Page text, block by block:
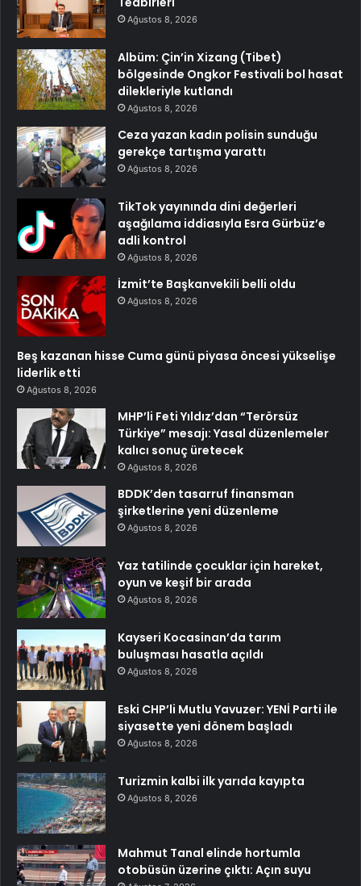
Ağustos 8, 2026
Albüm: Çin’in Xizang (Tibet)
bölgesinde Ongkor Festivali bol hasat
dilekleriyle kutlandı
Ağustos 8, 2026
Ceza yazan kadın polisin sunduğu
gerekçe tartışma yarattı
Ağustos 8, 2026
TikTok yayınında dini değerleri
aşağılama iddiasıyla Esra Gürbüz’e
adli kontrol
Ağustos 8, 2026
İzmit’te Başkanvekili belli oldu
Ağustos 8, 2026
Beş kazanan hisse Cuma günü piyasa öncesi yükselişe
liderlik etti
Ağustos 8, 2026
MHP’li Feti Yıldız’dan “Terörsüz
Türkiye” mesajı: Yasal düzenlemeler
kalıcı sonuç üretecek
Ağustos 8, 2026
BDDK’den tasarruf finansman
şirketlerine yeni düzenleme
Ağustos 8, 2026
Yaz tatilinde çocuklar için hareket,
oyun ve keşif bir arada
Ağustos 8, 2026
Kayseri Kocasinan’da tarım
buluşması hasatla açıldı
Ağustos 8, 2026
Eski CHP’li Mutlu Yavuzer: YENİ Parti ile
siyasette yeni dönem başladı
Ağustos 8, 2026
Turizmin kalbi ilk yarıda kayıpta
Ağustos 8, 2026
Mahmut Tanal elinde hortumla
otobüsün üzerine çıktı: Açın suyu